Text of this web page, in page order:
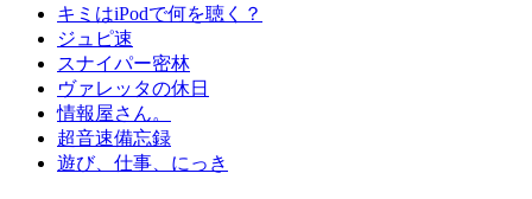
キミはiPodで何を聴く？
ジュピ速
スナイパー密林
ヴァレッタの休日
情報屋さん。
超音速備忘録
遊び、仕事、にっき